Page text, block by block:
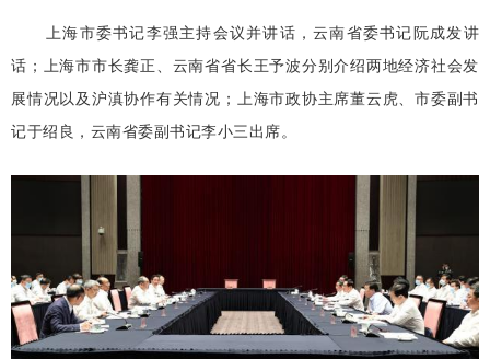
上海市委书记李强主持会议并讲话，云南省委书记阮成发讲
话；上海市市长龚正、云南省省长王予波分别介绍两地经济社会发
展情况以及沪滇协作有关情况；上海市政协主席董云虎、市委副书
记于绍良，云南省委副书记李小三出席。